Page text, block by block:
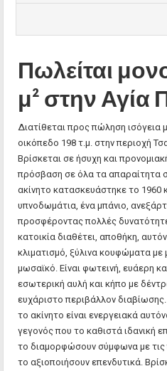
Πωλείται
μ² στην Αγία
Διατίθεται προς πώληση ισόγεια
οικόπεδο 198 τ.μ. στην περιοχή
Βρίσκεται σε ήσυχη και
πρόσβαση σε όλα τα απαραίτητα
ακίνητο κατασκευάστηκε το 1960
υπνοδωμάτια, ένα μπάνιο,
προσφέροντας πολλές
κατοικία διαθέτει, αποθήκη,
κλιματισμό, ξύλινα κουφώματα
μωσαϊκό. Είναι φωτεινή, ευάερη
εσωτερική αυλή και κήπο με
ευχάριστο περιβάλλον διαβίωσης.
το ακίνητο είναι ενεργειακά
γεγονός που το καθιστά ιδανική
το διαμορφώσουν σύμφωνα με
το αξιοποιήσουν επενδυτικά.